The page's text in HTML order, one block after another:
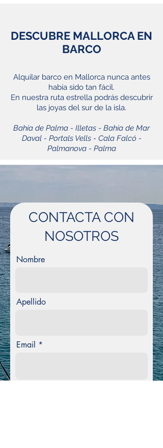
DESCUBRE MALLORCA EN
BARCO
Alquilar barco en Mallorca nunca antes
había sido tan fácil.
En nuestra ruta estrella podrás descubrir
las joyas del sur de la isla.
Bahía de Palma - Illetas - Bahía de Mar
Daval - Portals Vells - Cala Falcó -
Palmanova - Palma
CONTACTA CON
NOSOTROS
Nombre
Apellido
Email